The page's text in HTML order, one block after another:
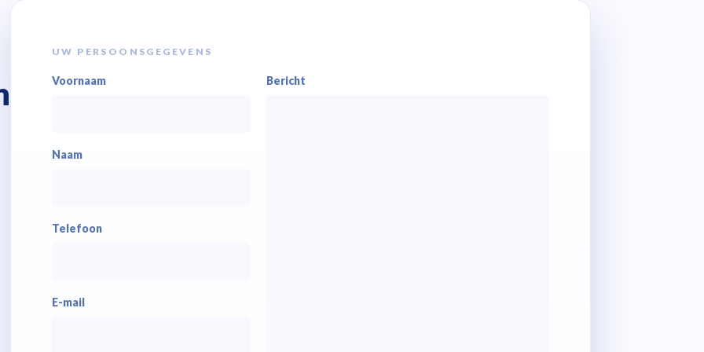
UW PERSOONSGEGEVENS
Voornaam
Naam
Telefoon
E-mail
Bericht